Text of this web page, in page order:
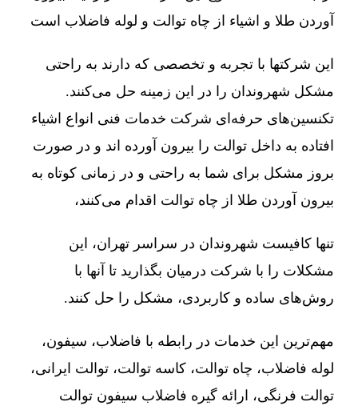
آوردن طلا و اشیاء از چاه توالت و لوله فاضلاب است
این شرکتها با تجربه و تخصصی که دارند به راحتی
مشکل شهروندان را در این زمینه حل می‌کنند.
تکنسین‌های حرفه‌ای شرکت خدمات فنی انواع اشیاء
افتاده به داخل توالت را بیرون آورده اند و در صورت
بروز مشکل برای شما به راحتی و در زمانی کوتاه به
بیرون آوردن طلا از چاه توالت اقدام می‌کنند،
تنها کافیست شهروندان در سراسر تهران، این
مشکلات را با شرکت درمیان بگذارید تا آنها با
روش‌های ساده و کاربردی، مشکل را حل کنند.
مهم‌ترین این خدمات در رابطه با فاضلاب، سیفون،
لوله فاضلاب، چاه توالت، کاسه توالت، توالت ایرانی،
توالت فرنگی، ارائه گیره فاضلاب سیفون توالت